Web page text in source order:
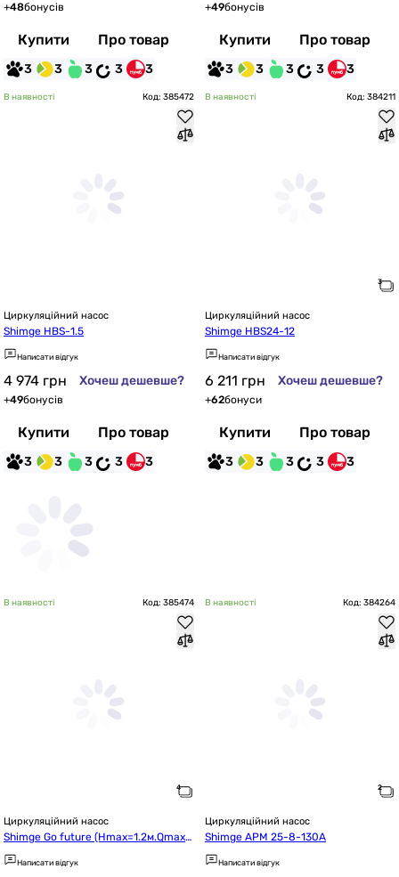
+48бонусів
Купити Про товар
3 3 3 3 3
+49бонусів
Купити Про товар
3 3 3 3 3
В наявності Код: 385472
Циркуляційний насос
Shimge HBS-1.5
Написати відгук
4 974 грн Хочеш дешевше?
+49бонусів
Купити Про товар
3 3 3 3 3
В наявності Код: 384211
Циркуляційний насос
Shimge HBS24-12
Написати відгук
6 211 грн Хочеш дешевше?
+62бонуси
Купити Про товар
3 3 3 3 3
В наявності Код: 385474
Циркуляційний насос
Shimge Go future (Hmax=1.2м.Qmax=
0.46м³ + кабель зі штепс, вихід 1/2")
Написати відгук
В наявності Код: 384264
Циркуляційний насос
Shimge APM 25-8-130A
Написати відгук